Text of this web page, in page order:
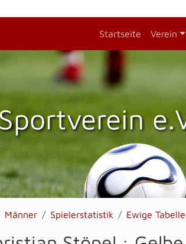
Startseite Verein
Männer Spielerstatistik Ewige Tabelle